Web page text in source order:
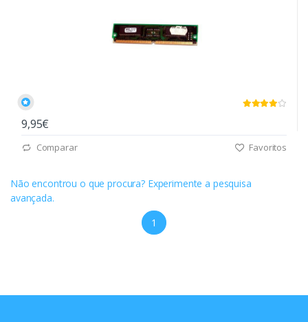
9,95€
Comparar Favoritos
Não encontrou o que procura? Experimente a pesquisa
avançada.
1